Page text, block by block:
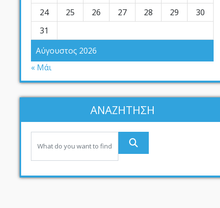
Αύγουστος 2026
24
25 26 27 28 29
30
31
« Μάι
ΑΝΑΖΗΤΗΣΗ